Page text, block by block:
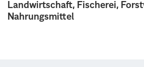
Landwirtschaft, Fischerei,
Nahrungsmittel